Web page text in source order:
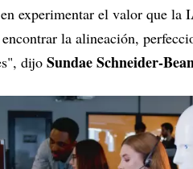
experimentar el valor que la
la alineación,
dijo Sundae Schneider-